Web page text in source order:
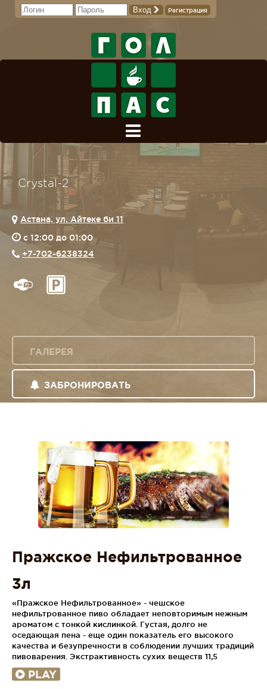
Вход Регистрация
Crystal-2
Астана, ул. Айтеке би 11
c 12:00 до 01:00
+7-702-6238324
ГАЛЕРЕЯ
ЗАБРОНИРОВАТЬ
Пражское Нефильтрованное
3л
«Пражское Нефильтрованное» - чешское
нефильтрованное пиво обладает неповторимым нежным
ароматом с тонкой кислинкой. Густая, долго не
оседающая пена - еще один показатель его высокого
качества и безупречности в соблюдении лучших традиций
пивоварения. Экстрактивность сухих веществ 11,5
PLAY